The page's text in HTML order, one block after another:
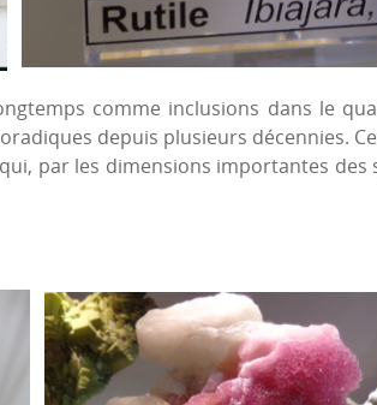
comme inclusions dans le
depuis plusieurs décennies.
par les dimensions importantes